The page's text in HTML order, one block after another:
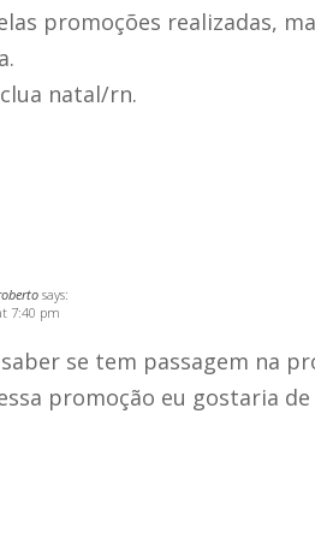
promoções realizadas,
natal/rn.
says:
7:40 pm
se tem passagem na
promoção eu gostaria